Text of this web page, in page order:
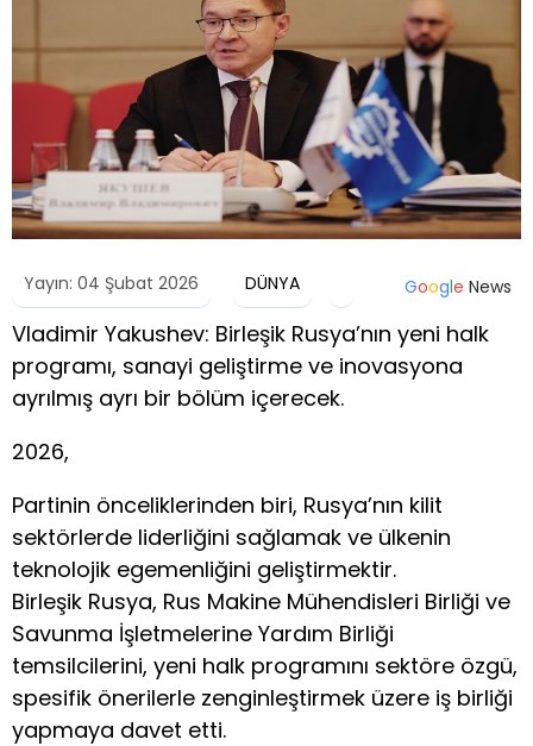
Yayın: 04 Şubat 2026 DÜNYA Google News
Vladimir Yakushev: Birleşik Rusya’nın yeni halk
programı, sanayi geliştirme ve inovasyona
ayrılmış ayrı bir bölüm içerecek.
2026,
Partinin önceliklerinden biri, Rusya’nın kilit
sektörlerde liderliğini sağlamak ve ülkenin
teknolojik egemenliğini geliştirmektir.
Birleşik Rusya, Rus Makine Mühendisleri Birliği ve
Savunma İşletmelerine Yardım Birliği
temsilcilerini, yeni halk programını sektöre özgü,
spesifik önerilerle zenginleştirmek üzere iş birliği
yapmaya davet etti.